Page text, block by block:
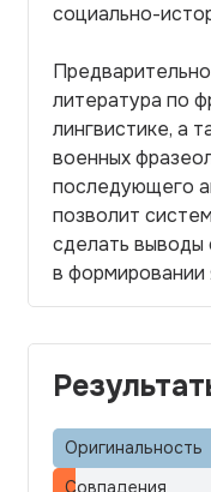
социально-
литература по
лингвистике, а
военных
последующего
позволит
сделать выводы
в формировании
Оригинальность
Совпадения